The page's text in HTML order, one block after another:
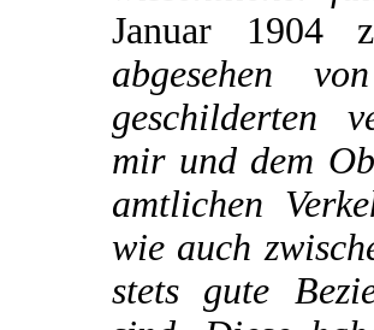
Januar 1904
abgesehen
geschilderten
mir und dem
amtlichen
wie auch
stets gute